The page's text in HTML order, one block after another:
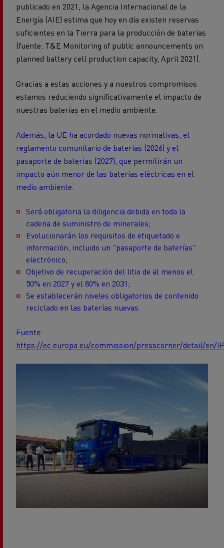
publicado en 2021, la Agencia Internacional de la
Energía (AIE) estima que hoy en día existen reservas
suficientes en la Tierra para la producción de baterías
(fuente: T&E Monitoring of public announcements on
planned battery cell production capacity, April 2021).
Gracias a estas acciones y a nuestros compromisos
estamos reduciendo significativamente el impacto de
nuestras baterías en el medio ambiente.
Además, la UE ha acordado nuevas normativas, el
reglamento comunitario de baterías (2026) y el
pasaporte de baterías (2027), que permitirán un
impacto aún menor de las baterías eléctricas en el
medio ambiente:
Será obligatoria la diligencia debida en toda la
cadena de suministro de minerales;
Evolucionarán los requisitos de etiquetado e
información, incluido un "pasaporte de baterías"
electrónico;
Objetivo de recuperación del litio de al menos el
50% en 2027 y el 80% en 2031;
Se establecerán niveles obligatorios de contenido
reciclado en las baterías nuevas.
Fuente:
https://ec.europa.eu/commission/presscorner/detail/en/